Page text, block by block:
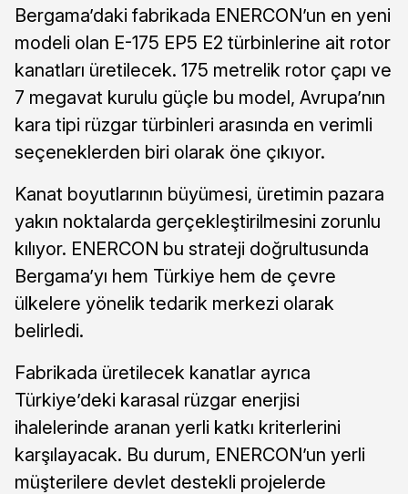
Bergama’daki fabrikada ENERCON’un en yeni
modeli olan E-175 EP5 E2 türbinlerine ait rotor
kanatları üretilecek. 175 metrelik rotor çapı ve
7 megavat kurulu güçle bu model, Avrupa’nın
kara tipi rüzgar türbinleri arasında en verimli
seçeneklerden biri olarak öne çıkıyor.
Kanat boyutlarının büyümesi, üretimin pazara
yakın noktalarda gerçekleştirilmesini zorunlu
kılıyor. ENERCON bu strateji doğrultusunda
Bergama’yı hem Türkiye hem de çevre
ülkelere yönelik tedarik merkezi olarak
belirledi.
Fabrikada üretilecek kanatlar ayrıca
Türkiye’deki karasal rüzgar enerjisi
ihalelerinde aranan yerli katkı kriterlerini
karşılayacak. Bu durum, ENERCON’un yerli
müşterilere devlet destekli projelerde